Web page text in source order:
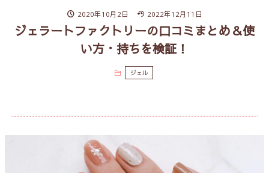
2020年10月2日 2022年12月11日
ジェラートファクトリーの口コミまとめ＆使
い方・持ちを検証！
ジェル